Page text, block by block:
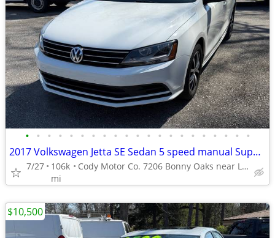
• • • • • • • • • • • • • • • • • • • • •
2017 Volkswagen Jetta SE Sedan 5 speed manual Super Nice!
7/27
106k
mi
Cody Motor Co. 7206 Bonny Oaks near Lee Hwy. codymotorco.com
$10,500